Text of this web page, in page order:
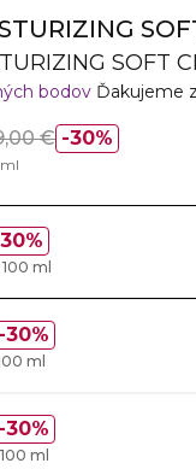
SOFT
bodov Ďakujeme
30%
€
30%
ml
30%
ml
30%
ml